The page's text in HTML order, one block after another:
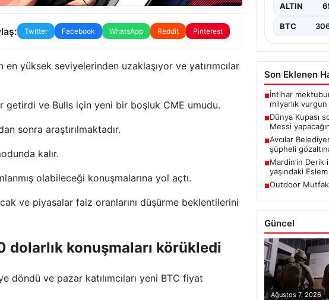
Twitter Facebook WhatsApp Reddit Pinterest
yüksek seviyelerinden uzaklaşıyor ve yatırımcılar
getirdi ve Bulls için yeni bir boşluk CME umudu.
sonra araştırılmaktadır.
kalır.
olabileceği konuşmalarına yol açtı.
ve piyasalar faiz oranlarını düşürme beklentilerini
dolarlık konuşmaları körükledi
döndü ve pazar katılımcıları yeni BTC fiyat
ALTIN
BTC
Son Eklenen
■İntihar
milyarlık
■Dünya Kupası
Messi
■Avcılar
şüpheli
■Mardin’in Derik
yaşındaki
■Outdoor
Güncel
Ağustos 7, 2026